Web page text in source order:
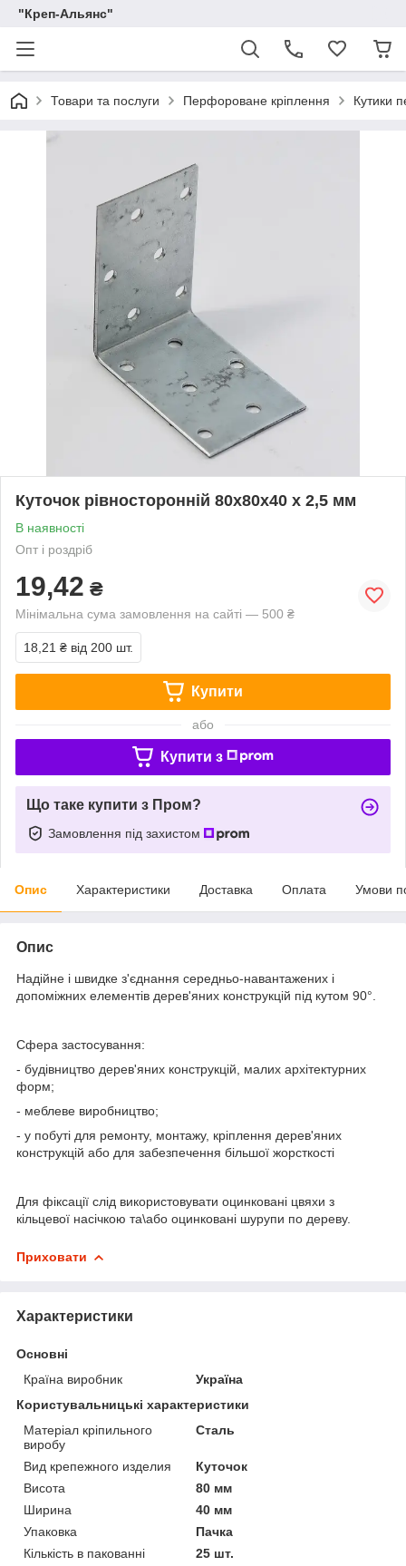
"Креп-Альянс"
Товари та послуги Перфороване кріплення Кутики
Куточок рівносторонній 80х80х40 х 2,5 мм
В наявності
Опт і роздріб
19,42 ₴
Мінімальна сума замовлення на сайті — 500 ₴
18,21 ₴ від 200 шт.
Купити
або
Купити з
Що таке купити з Пром?
Замовлення під захистом
Опис Характеристики Доставка Оплата Умови
Опис
Надійне і швидке з'єднання середньо-навантажених і
допоміжних елементів дерев'яних конструкцій під кутом 90°.
Сфера застосування:
- будівництво дерев'яних конструкцій, малих архітектурних
форм;
- меблеве виробництво;
- у побуті для ремонту, монтажу, кріплення дерев'яних
конструкцій або для забезпечення більшої жорсткості
Для фіксації слід використовувати оцинковані цвяхи з
кільцевої насічкою та\або оцинковані шурупи по дереву.
Приховати
Характеристики
Основні
Країна виробник
Україна
Користувальницькі характеристики
Матеріал кріпильного
виробу
Сталь
Вид крепежного изделия
Куточок
Висота
80 мм
Ширина
40 мм
Упаковка
Пачка
Кількість в пакованні
25 шт.